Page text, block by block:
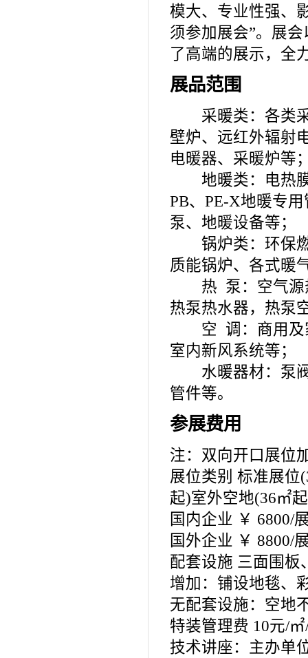
模大、专业性强、
须参加展会”。展
了高端的展示，全
展品范围
采暖类：各类采
壁炉、远红外辐射
电暖器、采暖炉等
地暖类：电热膜
PB、PE-X地暖专
泵、地暖设备等；
锅炉类：环保燃
质能锅炉、各式暖
热 泵：空气源热
热泵热水器，热泵
空 调：商用及家
室内新风系统等；
水暖器材：泵阀
管件等。
参展费用
注：双向开口展位
展位类别 标准展位
起)室外空地(36㎡
国内企业 ￥ 6800/
国外企业 ￥ 8800/
配套设施 三面围板
增加：铺设地毯、
无配套设施：空地
特装管理费 10元/
技术讲座：主办单